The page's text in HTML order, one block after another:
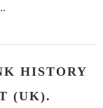
HISTORY
(UK).